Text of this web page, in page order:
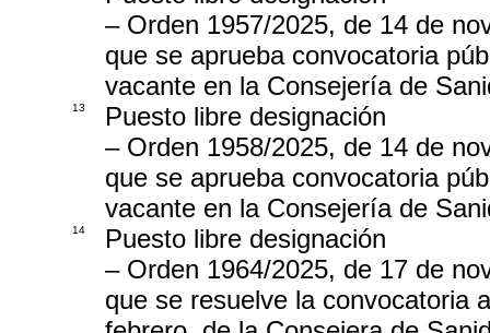
– Orden 1957/2025, de 14 de
que se aprueba convocatoria
vacante en la Consejería de
13
Puesto libre designación
– Orden 1958/2025, de 14 de
que se aprueba convocatoria
vacante en la Consejería de
14
Puesto libre designación
– Orden 1964/2025, de 17 de
que se resuelve la convocatoria